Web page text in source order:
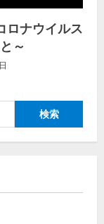
ロナウイルス
～